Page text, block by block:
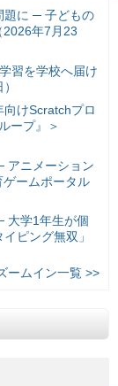
題に ─ 子どもの
2026年7月23
習を学校へ届け
けScratchプロ
ープ』＞
アニメーション
ームポータル
大学1年生が個
ピング無双」
ームイン一覧 >>